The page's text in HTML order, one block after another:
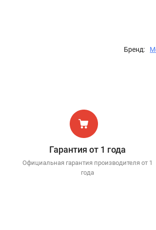
Бренд:
Гарантия от 1 года
Официальная гарантия производителя от 1
года